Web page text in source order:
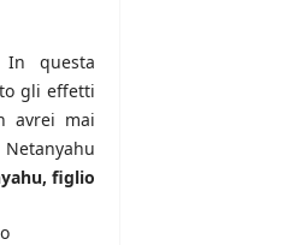
questa
gli effetti
avrei mai
figlio